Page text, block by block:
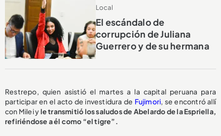
Local
El escándalo de
corrupción de Juliana
Guerrero y de su hermana
Restrepo, quien asistió el martes a la capital peruana para
participar en el acto de investidura de Fujimori, se encontró allí
con Milei yle transmitió los saludos de Abelardo de la Espriella,
refiriéndose a él como “el tigre”.